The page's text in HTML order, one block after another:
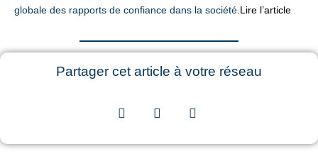
globale des rapports de confiance dans la société.Lire l’article
Partager cet article à votre réseau